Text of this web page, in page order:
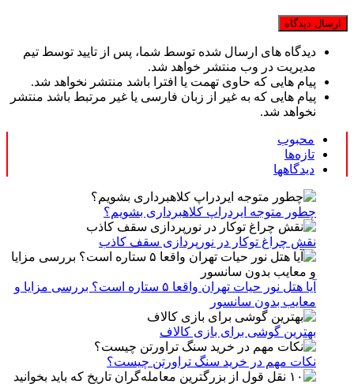
دیدگاه های ارسال شده توسط شما، پس از تایید توسط تیم
مدیریت در وب منتشر خواهد شد.
پیام هایی که حاوی تهمت یا افترا باشد منتشر نخواهد شد.
پیام هایی که به غیر از زبان فارسی یا غیر مرتبط باشد منتشر
نخواهد شد.
محبوب
تازه‌ها
دیدگاهها
چطور متوجه ایردراپ کلاهبرداری بشویم؟
نقش چراغ توکار در نورپردازی سقف کاذب
آیا هتل نور حیات تهران واقعا ۵ ستاره است؟ بررسی مزایا و
معایب بدون سانسور
بهترین گوشی برای بازی کالاف
نکات مهم در خرید سنگ تراورتن چیست؟